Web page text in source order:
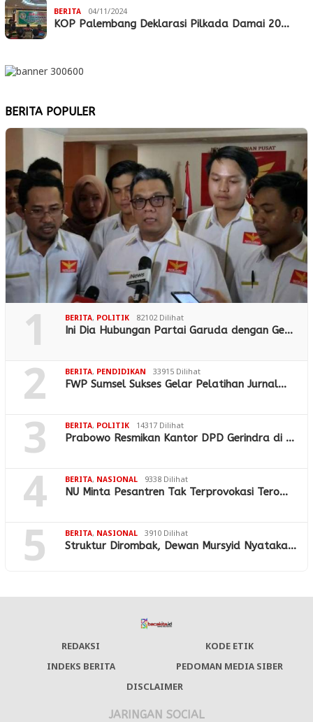
BERITA 04/11/2024
KOP Palembang Deklarasi Pilkada Damai 20…
BERITA POPULER
1 BERITA, POLITIK 82102 Dilihat
Ini Dia Hubungan Partai Garuda dengan Ge…
2 BERITA, PENDIDIKAN 33915 Dilihat
FWP Sumsel Sukses Gelar Pelatihan Jurnal…
3 BERITA, POLITIK 14317 Dilihat
Prabowo Resmikan Kantor DPD Gerindra di …
4 BERITA, NASIONAL 9338 Dilihat
NU Minta Pesantren Tak Terprovokasi Tero…
5 BERITA, NASIONAL 3910 Dilihat
Struktur Dirombak, Dewan Mursyid Nyataka…
REDAKSI
KODE ETIK
INDEKS BERITA
PEDOMAN MEDIA SIBER
DISCLAIMER
JARINGAN SOCIAL